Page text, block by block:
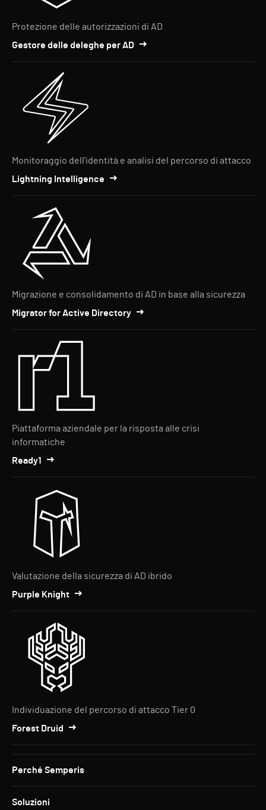
Protezione delle autorizzazioni di AD
Gestore delle deleghe per AD
Monitoraggio dell'identità e analisi del percorso di attacco
Lightning Intelligence
Migrazione e consolidamento di AD in base alla sicurezza
Migrator for Active Directory
Piattaforma aziendale per la risposta alle crisi
informatiche
Ready1
Valutazione della sicurezza di AD ibrido
Purple Knight
Individuazione del percorso di attacco Tier 0
Forest Druid
Perché Semperis
Soluzioni